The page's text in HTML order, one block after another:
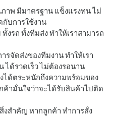
พ มีมาตรฐาน แข็งแรงทน ไม่
กับการใช้งาน
งรถ ทั้งทีมส่ง ทำให้เราสามารถ
รจัดส่งของทีมงาน ทำให้เรา
ได้รวดเร็ว ไม่ต้องรอนาน
งได้ตระหนักถึงความพร้อมของ
ค้ามั่นใจว่าจะได้รับสินค้าไปติด
สิ่งสำคัญ หากลูกค้า ทำการสั่ง